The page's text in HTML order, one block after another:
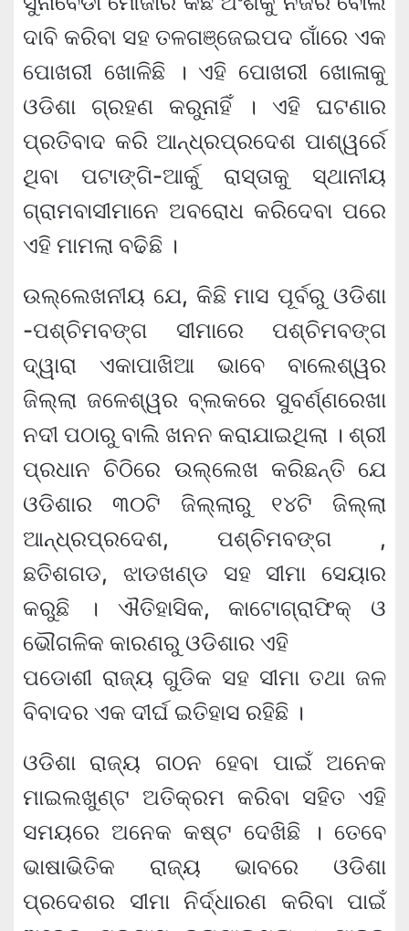
ଦାବି କରିବା ସହ ତଳଗଞ୍ଜେଇପଦ ଗାଁରେ ଏକ
ପୋଖରୀ ଖୋଳିଛି । ଏହି ପୋଖରୀ ଖୋଳାକୁ
ଓଡିଶା ଗ୍ରହଣ କରୁନାହିଁ । ଏହି ଘଟଣାର
ପ୍ରତିବାଦ କରି ଆନ୍ଧ୍ରପ୍ରଦେଶ ପାଶ୍ୱର୍ରେ
ଥିବା ପଟାଙ୍ଗି-ଆର୍କୁ ରାସ୍ତାକୁ ସ୍ଥାନୀୟ
ଗ୍ରାମବାସୀମାନେ ଅବରୋଧ କରିଦେବା ପରେ
ଏହି ମାମଲା ବଢିଛି ।
ଉଲ୍ଲେଖନୀୟ ଯେ, କିଛି ମାସ ପୂର୍ବରୁ ଓଡିଶା
-ପଶ୍ଚିମବଙ୍ଗ ସୀମାରେ ପଶ୍ଚିମବଙ୍ଗ
ଦ୍ୱାରା ଏକାପାଖିଆ ଭାବେ ବାଲେଶ୍ୱର
ଜିଲ୍ଲା ଜଳେଶ୍ୱର ବ୍ଲକରେ ସୁବର୍ଣ୍ଣରେଖା
ନଦୀ ପଠାରୁ ବାଲି ଖନନ କରାଯାଇଥିଲା । ଶ୍ରୀ
ପ୍ରଧାନ ଚିଠିରେ ଉଲ୍ଲେଖ କରିଛନ୍ତି ଯେ
ଓଡିଶାର ୩୦ଟି ଜିଲ୍ଲାରୁ ୧୪ଟି ଜିଲ୍ଲା
ଆନ୍ଧ୍ରପ୍ରଦେଶ, ପଶ୍ଚିମବଙ୍ଗ ,
ଛତିଶଗଡ, ଝାଡଖଣ୍ଡ ସହ ସୀମା ସେୟାର
କରୁଛି । ଐତିହାସିକ, କାଟୋଗ୍ରାଫିକ୍ ଓ
ଭୌଗଳିକ କାରଣରୁ ଓଡିଶାର ଏହି
ପଡୋଶୀ ରାଜ୍ୟ ଗୁଡିକ ସହ ସୀମା ତଥା ଜଳ
ବିବାଦର ଏକ ଦୀର୍ଘ ଇତିହାସ ରହିଛି ।
ଓଡିଶା ରାଜ୍ୟ ଗଠନ ହେବା ପାଇଁ ଅନେକ
ମାଇଲଖୁଣ୍ଟ ଅତିକ୍ରମ କରିବା ସହିତ ଏହି
ସମୟରେ ଅନେକ କଷ୍ଟ ଦେଖିଛି । ତେବେ
ଭାଷାଭିତିକ ରାଜ୍ୟ ଭାବରେ ଓଡିଶା
ପ୍ରଦେଶର ସୀମା ନିର୍ଦ୍ଧାରଣ କରିବା ପାଇଁ